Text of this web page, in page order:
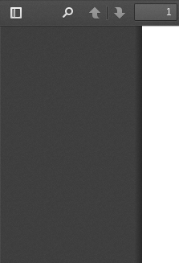
Toggle
PreviousNext